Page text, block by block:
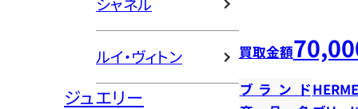
ルイ・ヴィトン
ジュエリー
買取金額
ブランド